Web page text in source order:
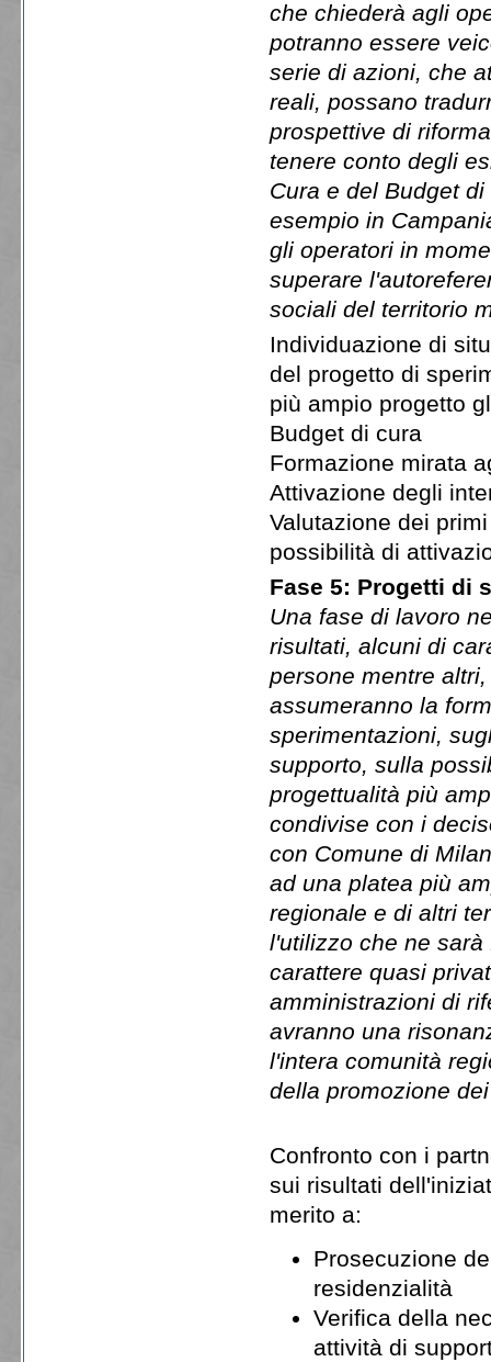
che chiederà agli
potranno essere
serie di azioni, che
reali, possano
prospettive di
tenere conto degli
Cura e del Budget
esempio in
gli operatori in
superare
sociali del territorio
Individuazione di
del progetto di
più ampio progetto
Budget di cura
Formazione mirata
Attivazione degli
Valutazione dei
possibilità di
Fase 5: Progetti di
Una fase di lavoro
risultati, alcuni di
persone mentre
assumeranno la
sperimentazioni,
supporto, sulla
progettualità più
condivise con i
con Comune di
ad una platea più
regionale e di altri
l'utilizzo che ne
carattere quasi
amministrazioni di
avranno una
l'intera comunità
della promozione
Confronto con i
sui risultati
merito a:
Prosecuzione
residenzialità
Verifica della
attività di